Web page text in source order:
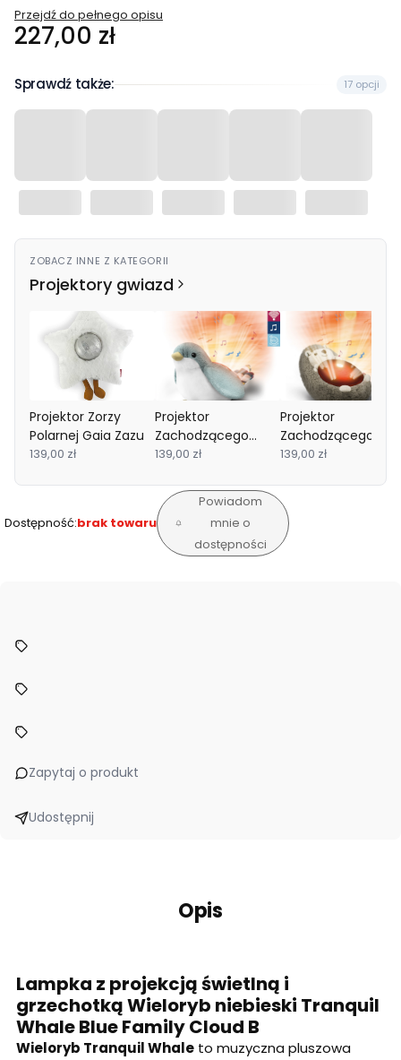
Przejdź do pełnego opisu
Cena
227,00 zł
Sprawdź także: 17 opcji
ZOBACZ INNE Z KATEGORII
Projektory gwiazd
Projektor Zorzy
Polarnej Gaia Zazu
139,00 zł
Projektor
Zachodzącego
Słońca Ptaszek
139,00 zł
Projektor
Zachodzącego
Słońca Jeż HENRY
139,00 zł
Dostępność:brak towaru
Powiadom
mnie o
dostępności
Zapytaj o produkt
Udostępnij
Opis
Lampka z projekcją świetlną i
grzechotką Wieloryb niebieski Tranquil
Whale Blue Family Cloud B
Wieloryb Tranquil Whale to muzyczna pluszowa